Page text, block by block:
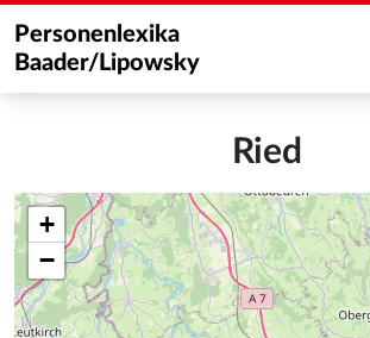
Personenlexika
Baader/Lipowsky
Ried
+
−